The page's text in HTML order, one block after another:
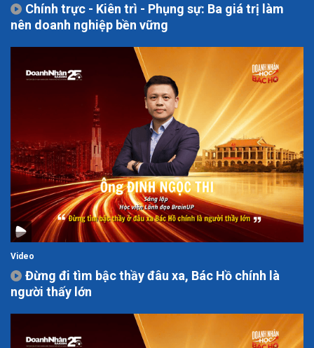
Chính trực - Kiên trì - Phụng sự: Ba giá trị làm
nên doanh nghiệp bền vững
Video
Đừng đi tìm bậc thầy đâu xa, Bác Hồ chính là
người thấy lớn